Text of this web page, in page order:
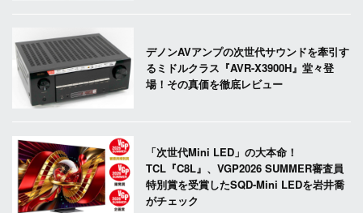
デノンAVアンプの次世代サウンドを牽引す
るミドルクラス『AVR-X3900H』堂々登
場！その真価を徹底レビュー
「次世代Mini LED」の大本命！
TCL『C8L』、VGP2026 SUMMER審査員
特別賞を受賞したSQD-Mini LEDを岩井喬
がチェック